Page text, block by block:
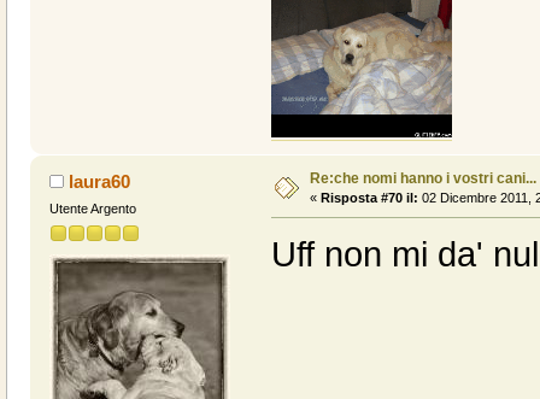
laura60
Utente Argento
Re:che nomi hanno i vostri cani...
« Risposta #70 il: 02 Dicembre 2011,
Uff non mi da'